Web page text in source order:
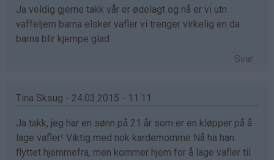
Ja veldig gjerne takk vår er ødelagt og nå er vi utn
vaffeljern barna elsker vafler vi trenger virkelig en da
barna blir kjempe glad
Svar
Tina Sksug - 24.03.2015 - 11:11
Ja takk, jeg har en sønn på 21 år som er en kløpper på å
lage vafler! Viktig med nok kardemomme Nå ha han
flyttet hjemmefra, men kommer hjem for å lage vafler til